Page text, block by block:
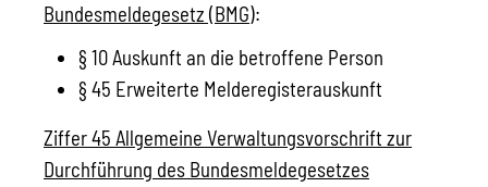
Bundesmeldegesetz (BMG):
§ 10 Auskunft an die betroffene Person
§ 45 Erweiterte Melderegisterauskunft
Ziffer 45 Allgemeine Verwaltungsvorschrift zur
Durchführung des Bundesmeldegesetzes